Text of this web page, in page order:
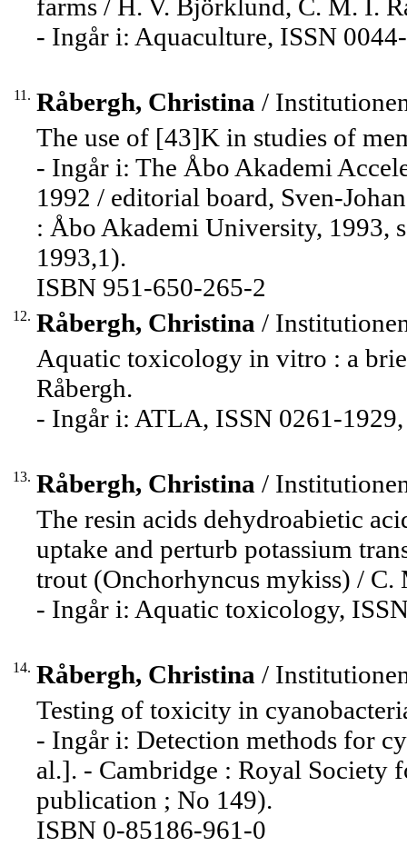
farms / H. V. Björklund, C. M. I.
- Ingår i: Aquaculture, ISSN
11. Råbergh, Christina /
The use of [43]K in studies of
- Ingår i: The Åbo Akademi
1992 / editorial board, Sven-
: Åbo Akademi University, 1993,
1993,1).
ISBN 951-650-265-2
12. Råbergh, Christina /
Aquatic toxicology in vitro : a
Råbergh.
- Ingår i: ATLA, ISSN 0261-
13. Råbergh, Christina /
The resin acids dehydroabietic
uptake and perturb potassium
trout (Onchorhyncus mykiss) / C.
- Ingår i: Aquatic toxicology,
14. Råbergh, Christina /
Testing of toxicity in
- Ingår i: Detection methods for
al.]. - Cambridge : Royal Society
publication ; No 149).
ISBN 0-85186-961-0